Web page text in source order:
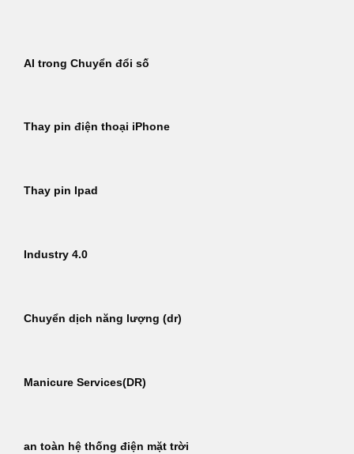
dungAI trong Chuyển đổi số
Thay pin điện thoại iPhone
Thay pin Ipad
Industry 4.0
Chuyển dịch năng lượng (dr)
Manicure Services(DR)
an toàn hệ thống điện mặt trời